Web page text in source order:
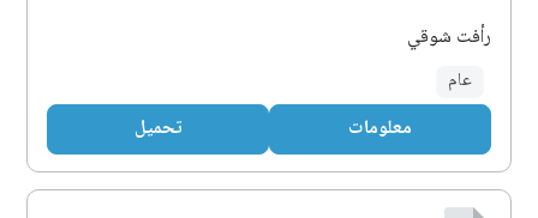
رأفت شوقي
عام
معلومات تحميل